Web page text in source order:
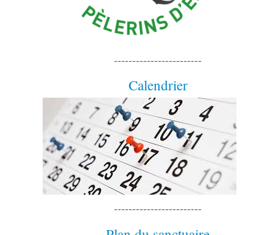
------------------------
Calendrier
------------------------